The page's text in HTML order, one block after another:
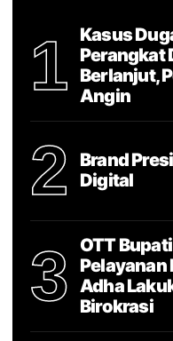
1
Kasus
Perangkat
Berlanjut,
Angin
2
Brand
Digital
3
OTT
Pelayanan
Adha
Birokrasi